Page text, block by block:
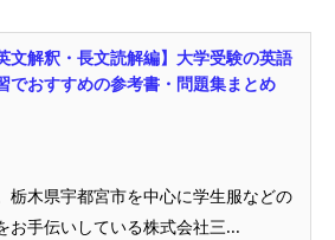
文解釈・長文読解編】大学受験の英語
でおすすめの参考書・問題集まとめ
栃木県宇都宮市を中心に学生服などの
お手伝いしている株式会社三...